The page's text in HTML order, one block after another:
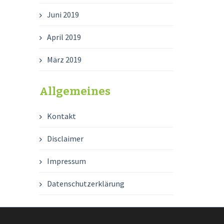
Juni 2019
April 2019
März 2019
Allgemeines
Kontakt
Disclaimer
Impressum
Datenschutzerklärung